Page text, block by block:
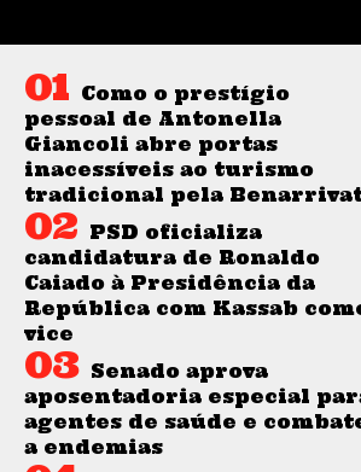
Como o prestígio
pessoal de Antonella
Giancoli abre portas
inacessíveis ao turismo
tradicional pela
PSD oficializa
candidatura de Ronaldo
Caiado à Presidência da
República com Kassab
vice
Senado aprova
aposentadoria especial
agentes de saúde e
a endemias